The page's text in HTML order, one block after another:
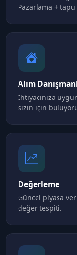
Pazarlama +
Alım
İhtiyacınıza
sizin için
Değerleme
Güncel piyasa
değer tespiti.